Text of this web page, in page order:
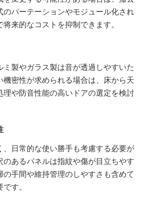
のパーテーションやモジュール化され
来的なコストを抑制できます。
製やガラス製は音が透過しやすいた
機密性が求められる場合は、床から天
理や防音性能の高いドアの選定を検討
、日常的な使い勝手も考慮する必要が
のあるパネルは指紋や傷が目立ちやす
の手間や維持管理のしやすさも含めて
す。